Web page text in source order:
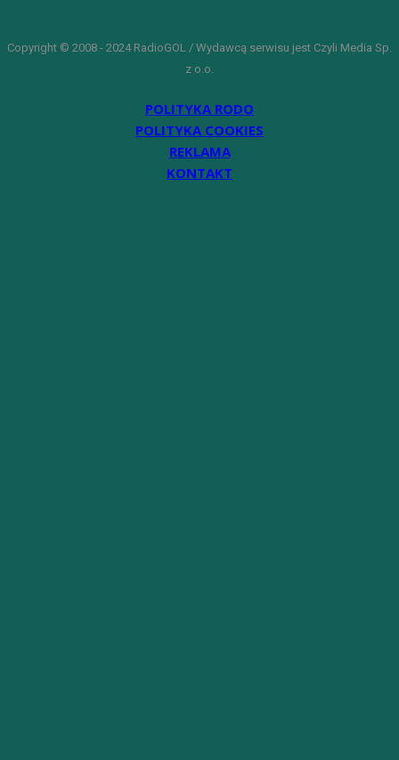
Copyright © 2008 - 2024 RadioGOL / Wydawcą serwisu jest Czyli Media Sp.
z o.o.
POLITYKA RODO
POLITYKA COOKIES
REKLAMA
KONTAKT